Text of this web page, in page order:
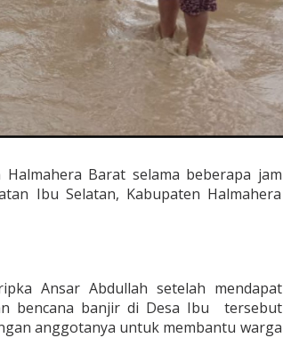
Barat selama beberapa jam
Ibu Selatan, Kabupaten Halmahera
Ansar Abdullah setelah mendapat
bencana banjir di Desa Ibu
tersebut
anggotanya untuk membantu warga